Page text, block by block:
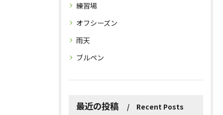
練習場
オフシーズン
雨天
ブルペン
最近の投稿 Recent Posts